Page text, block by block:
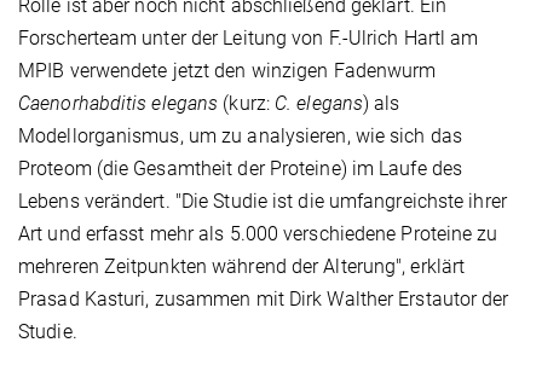
Rolle ist aber noch nicht abschließend geklärt. Ein
Forscherteam unter der Leitung von F.-Ulrich Hartl am
MPIB verwendete jetzt den winzigen Fadenwurm
Caenorhabditis elegans (kurz: C. elegans) als
Modellorganismus, um zu analysieren, wie sich das
Proteom (die Gesamtheit der Proteine) im Laufe des
Lebens verändert. "Die Studie ist die umfangreichste ihrer
Art und erfasst mehr als 5.000 verschiedene Proteine zu
mehreren Zeitpunkten während der Alterung", erklärt
Prasad Kasturi, zusammen mit Dirk Walther Erstautor der
Studie.